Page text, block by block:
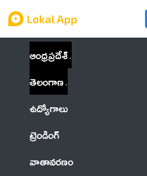
ఆంధ్రప్రదేశ్
తెలంగాణ
ఉద్యోగాలు
ట్రెండింగ్
వాతావరణం